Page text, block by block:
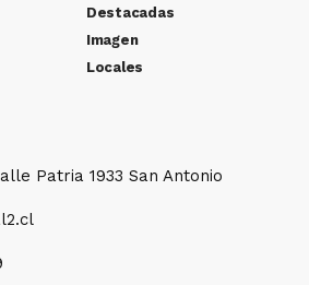
Destacadas
Imagen
Locales
Patria 1933 San Antonio